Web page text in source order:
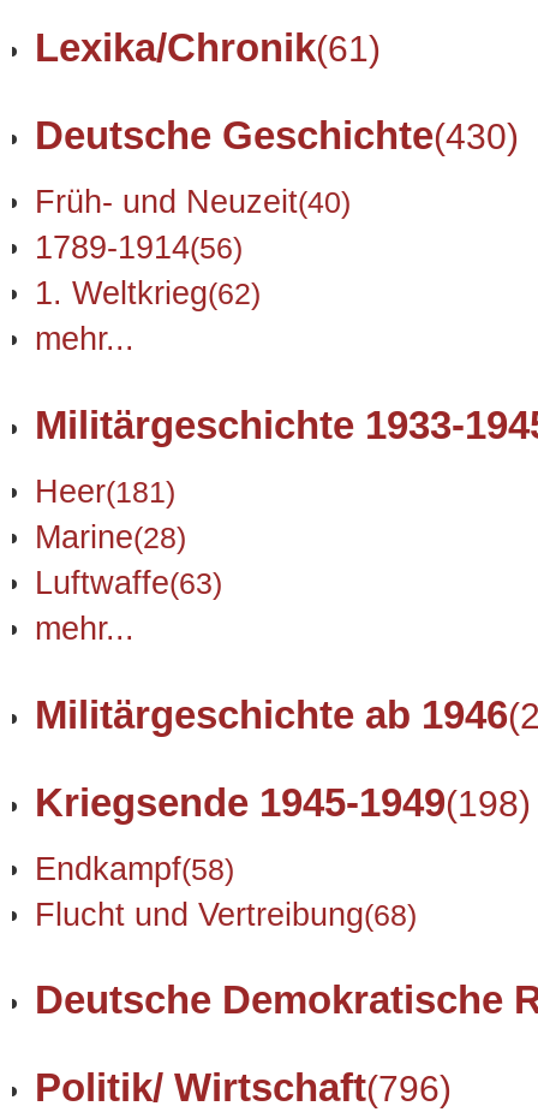
Lexika/Chronik(61)
Deutsche Geschichte(430)
Früh- und Neuzeit(40)
1789-1914(56)
1. Weltkrieg(62)
mehr...
Militärgeschichte 1933-
Heer(181)
Marine(28)
Luftwaffe(63)
mehr...
Militärgeschichte ab 1946
Kriegsende 1945-1949(198)
Endkampf(58)
Flucht und Vertreibung(68)
Deutsche Demokratische
Politik/ Wirtschaft(796)